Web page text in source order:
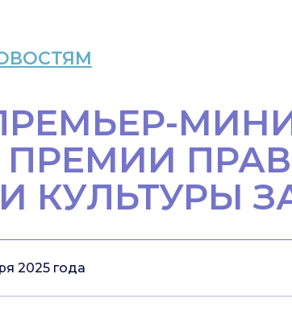
КУЛЬТУРЫ
2025 года